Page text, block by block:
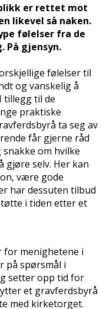
er rettet mot
likevel så naken.
følelser fra de
På gjensyn.
følelser til
og vanskelig å
tillegg til de
praktiske
ta seg av
får gjerne råd
om hvilke
gjøre selv. Her kan
være gode
har dessuten tilbud
i tiden etter et
for menighetene i
på spørsmål i
setter opp tid for
et gravferdsbyrå
med kirketorget.